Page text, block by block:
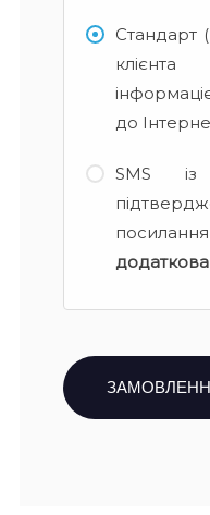
Стандарт
до
SMS
додаткова